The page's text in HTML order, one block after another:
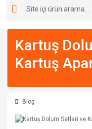
Kartuş
Kartuş
Blog